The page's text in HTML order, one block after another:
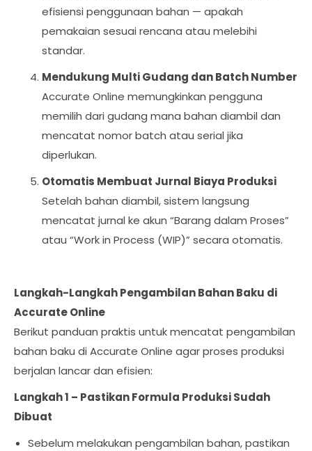
efisiensi penggunaan bahan — apakah
pemakaian sesuai rencana atau melebihi
standar.
Mendukung Multi Gudang dan Batch Number
Accurate Online memungkinkan pengguna
memilih dari gudang mana bahan diambil dan
mencatat nomor batch atau serial jika
diperlukan.
Otomatis Membuat Jurnal Biaya Produksi
Setelah bahan diambil, sistem langsung
mencatat jurnal ke akun “Barang dalam Proses”
atau “Work in Process (WIP)” secara otomatis.
Langkah-Langkah Pengambilan Bahan Baku di
Accurate Online
Berikut panduan praktis untuk mencatat pengambilan
bahan baku di Accurate Online agar proses produksi
berjalan lancar dan efisien:
Langkah 1 – Pastikan Formula Produksi Sudah
Dibuat
Sebelum melakukan pengambilan bahan, pastikan